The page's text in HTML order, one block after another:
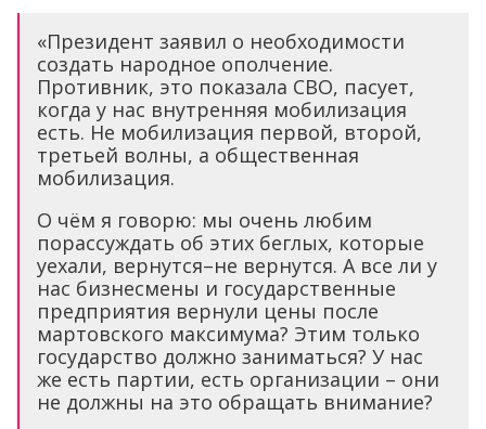
«Президент заявил о необходимости
создать народное ополчение.
Противник, это показала СВО, пасует,
когда у нас внутренняя мобилизация
есть. Не мобилизация первой, второй,
третьей волны, а общественная
мобилизация.
О чём я говорю: мы очень любим
порассуждать об этих беглых, которые
уехали, вернутся–не вернутся. А все ли у
нас бизнесмены и государственные
предприятия вернули цены после
мартовского максимума? Этим только
государство должно заниматься? У нас
же есть партии, есть организации – они
не должны на это обращать внимание?